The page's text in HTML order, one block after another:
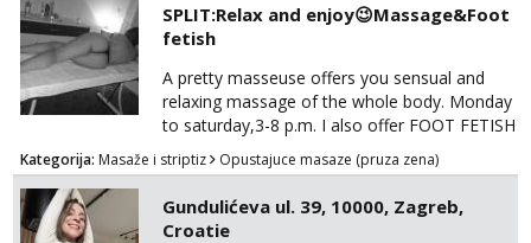
SPLIT:Relax and enjoy😉Massage&Foot
fetish
A pretty masseuse offers you sensual and
relaxing massage of the whole body. Monday
to saturday,3-8 p.m. I also offer FOOT FETISH
for lovers of beautiful feets👣👠👡👢 Calls
only,no messages! *NO SEX *PRIORITY IS
GIVEN TO REGULAR CLIENTS
Kategorija: Masaže i striptiz Opustajuce masaze (pruza zena)
Gundulićeva ul. 39, 10000, Zagreb,
Croatie